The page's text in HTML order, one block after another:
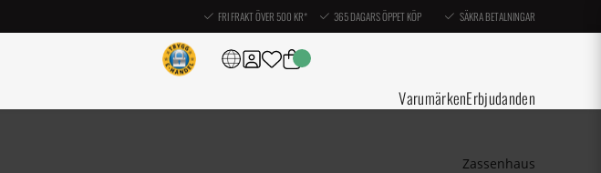
FRI FRAKT ÖVER 500 KR* 365 DAGARS ÖPPET KÖP SÄKRA BETALNINGAR
VarumärkenErbjudanden
Zassenhaus